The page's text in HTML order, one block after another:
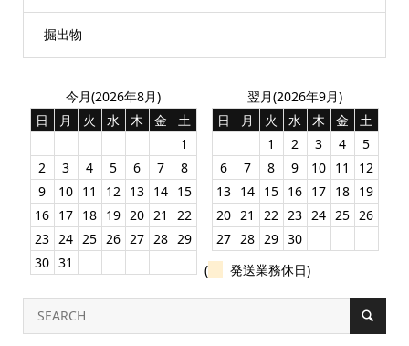
掘出物
今月(2026年8月)
日
月 火 水 木 金
土
1
2
3 4 5 6 7
8
9
10 11 12 13 14 15
16 17 18 19 20 21
22
23 24 25 26 27 28 29
30 31
翌月(2026年9月)
日
月 火 水 木 金
土
1
2 3 4
5
6
7 8 9 10 11
12
13 14 15 16 17 18 19
20 21 22 23 24 25 26
27 28 29 30
(
発送業務休日)